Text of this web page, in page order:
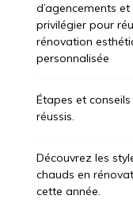
d’agencements
privilégier pour
rénovation
personnalisée
Étapes et
réussis.
Découvrez les
chauds en
cette année.